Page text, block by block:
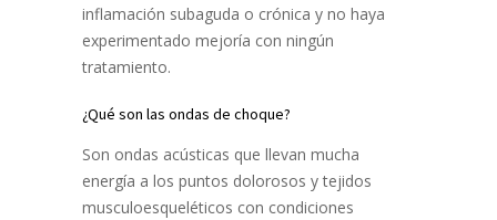
inflamación subaguda o crónica y no haya
experimentado mejoría con ningún
tratamiento.
¿Qué son las ondas de choque?
Son ondas acústicas que llevan mucha
energía a los puntos dolorosos y tejidos
musculoesqueléticos con condiciones